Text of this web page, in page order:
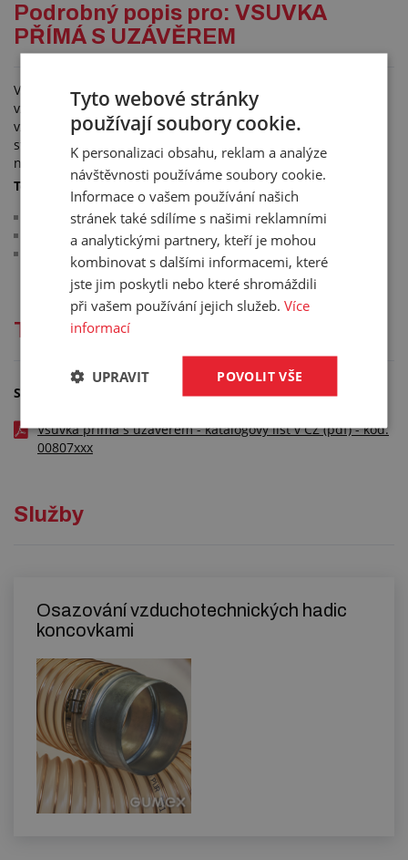
Podrobný popis pro: VSUVKA
PŘÍMÁ S UZÁVĚREM
Vsuvka přímá s uzávěrem neboli šoupátko slouží ve
vzduchotechnice pro regulaci nebo uzavíraní proudícího
vzduchu v potrubí. Nejčastější využití je odsávání u
stolařských a jiných strojů. Regulace se provádí vysunutím,
nebo zasunutím listy šoupátka.
Technické parametry:
regulační list je vyroben z plného plechu o tloušťce 1 mm
místa po bodovém svařování jsou ošetřena zinkem
materiál: pozinkovaný plech
Technická dokumentace
Soubory ke stažení
Vsuvka přímá s uzávěrem - katalogový list v CZ (pdf) - kód:
00807xxx
Služby
Osazování vzduchotechnických hadic
koncovkami
Tyto webové stránky
používají soubory cookie.
K personalizaci obsahu, reklam a analýze
návštěvnosti používáme soubory cookie.
Informace o vašem používání našich
stránek také sdílíme s našimi reklamními
a analytickými partnery, kteří je mohou
kombinovat s dalšími informacemi, které
jste jim poskytli nebo které shromáždili
při vašem používání jejich služeb.Více
informací
POVOLIT VŠE
UPRAVIT